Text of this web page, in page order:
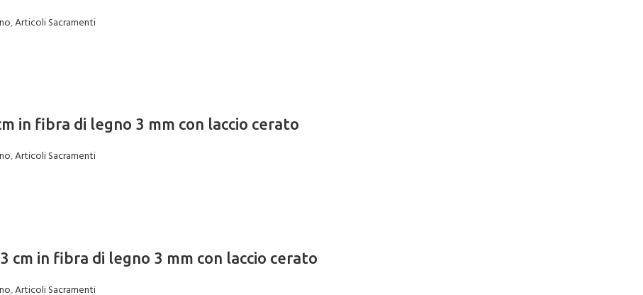
,Articoli Sacramenti
in fibra di legno 3 mm con laccio cerato
,Articoli Sacramenti
in fibra di legno 3 mm con laccio cerato
,Articoli Sacramenti